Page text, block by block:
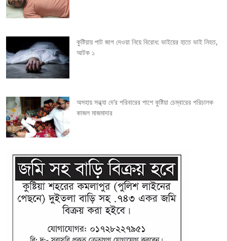
t
i
o
n
কুষ্টিয়ায় পাট জাগ দেওয়া নিয়ে বিরোধ: ভাইয়ের হাতে ভাই নিহত,
আটক ১
অসহায় সন্ধ্যা দে’র পরিবারের পাশে কুষ্টিয়া চেম্বারের পরিচালক
কাজল মাজমাদার